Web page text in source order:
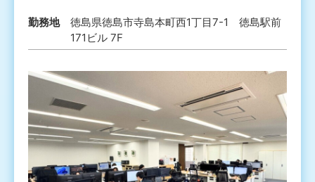
勤務地
徳島県徳島市寺島本町西1丁目7-1 徳島駅前
171ビル 7F